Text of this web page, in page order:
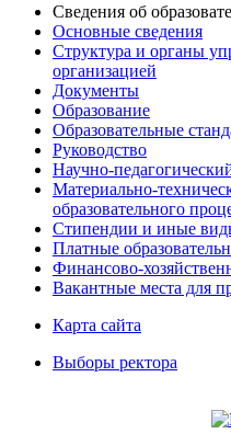
Сведения об
Основные сведения
Структура и органы
организацией
Документы
Образование
Образовательные
Руководство
Научно-
Материально-
образовательного
Стипендии и иные
Платные
Финансово-
Вакантные места для
Карта сайта
Выборы ректора